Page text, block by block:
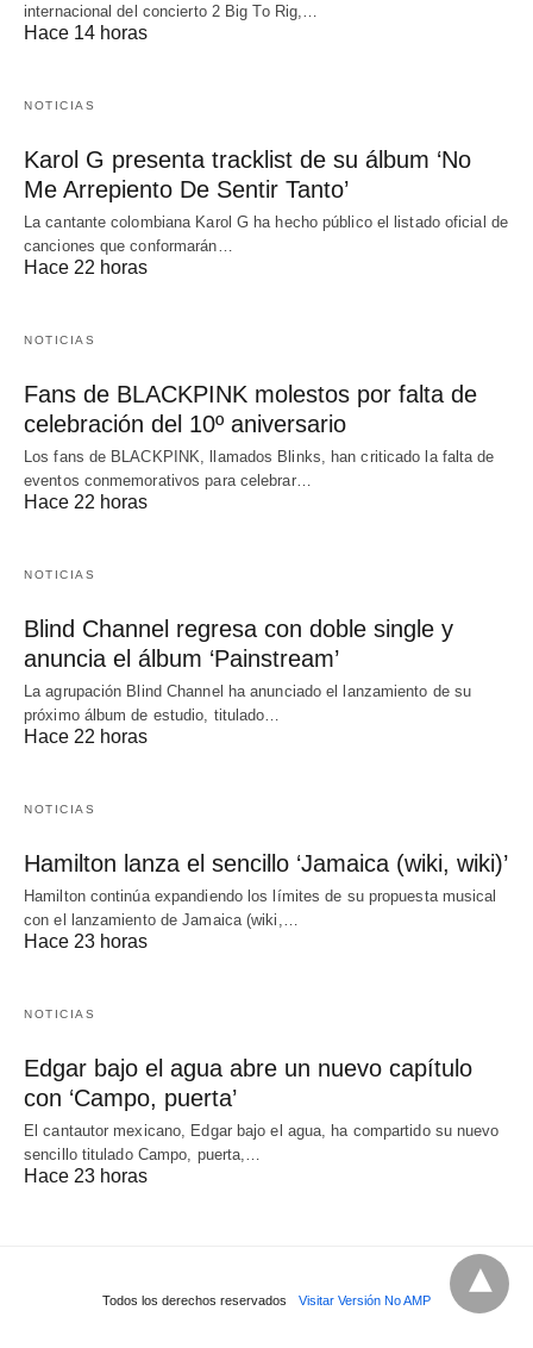
internacional del concierto 2 Big To Rig,…
Hace 14 horas
NOTICIAS
Karol G presenta tracklist de su álbum ‘No
Me Arrepiento De Sentir Tanto’
La cantante colombiana Karol G ha hecho público el listado oficial de
canciones que conformarán…
Hace 22 horas
NOTICIAS
Fans de BLACKPINK molestos por falta de
celebración del 10º aniversario
Los fans de BLACKPINK, llamados Blinks, han criticado la falta de
eventos conmemorativos para celebrar…
Hace 22 horas
NOTICIAS
Blind Channel regresa con doble single y
anuncia el álbum ‘Painstream’
La agrupación Blind Channel ha anunciado el lanzamiento de su
próximo álbum de estudio, titulado…
Hace 22 horas
NOTICIAS
Hamilton lanza el sencillo ‘Jamaica (wiki, wiki)’
Hamilton continúa expandiendo los límites de su propuesta musical
con el lanzamiento de Jamaica (wiki,…
Hace 23 horas
NOTICIAS
Edgar bajo el agua abre un nuevo capítulo
con ‘Campo, puerta’
El cantautor mexicano, Edgar bajo el agua, ha compartido su nuevo
sencillo titulado Campo, puerta,…
Hace 23 horas
Todos los derechos reservados Visitar Versión No AMP